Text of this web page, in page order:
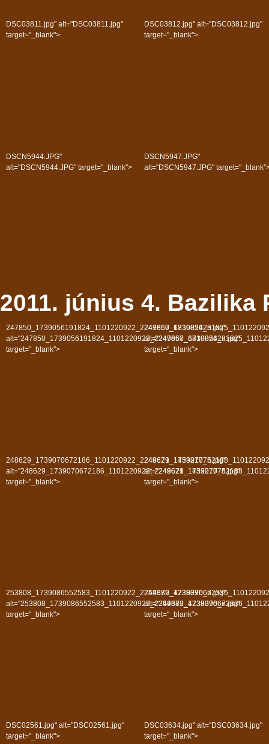
DSC03811.jpg" alt="DSC03811.jpg"
target="_blank">
DSC03812.jpg" alt="DSC03812.jpg"
target="_blank">
DSCN5944.JPG"
alt="DSCN5944.JPG" target="_blank">
DSCN5947.JPG"
alt="DSCN5947.JPG"
2011. június 4. Bazilika
247850_1739056191824_1101220922_2249667_6810824_n.jpg"
alt="247850_1739056191824_1101220922_2249667_6810824_n.jpg"
target="_blank">
target="_blank">
248629_1739070672186_1101220922_2249671_1453217_n.jpg"
alt="248629_1739070672186_1101220922_2249671_1453217_n.jpg"
target="_blank">
target="_blank">
253808_1739086552583_1101220922_2249682_4238390_n.jpg"
alt="253808_1739086552583_1101220922_2249682_4238390_n.jpg"
target="_blank">
target="_blank">
DSC02561.jpg" alt="DSC02561.jpg"
target="_blank">
DSC03634.jpg" alt="DSC03634.jpg"
target="_blank">